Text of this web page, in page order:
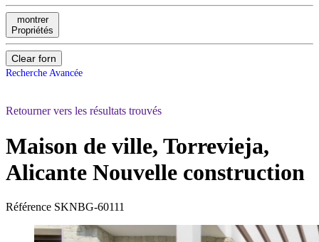
montrer
Propriétés
Clear forn
Recherche Avancée
Retourner vers les résultats trouvés
Maison de ville, Torrevieja,
Alicante Nouvelle construction
Référence SKNBG-60111